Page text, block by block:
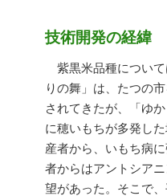
技術開発の経緯
紫黒米品種について
りの舞」は、たつの
されてきたが、「ゆ
に穂いもちが多発し
産者から、いもち病
者からはアントシア
望があった。そこで